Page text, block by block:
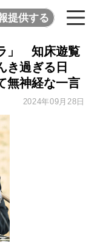
提供する
」 知床遊覧
き過ぎる日
無神経な一言
2024年09月28日